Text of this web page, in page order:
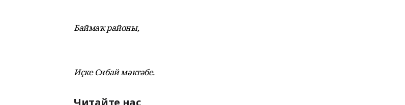
Баймаҡ районы,
Иҫке Сибай мәктәбе.
Читайте нас